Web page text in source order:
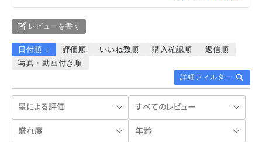
レビューを書く
詳細フィルター
日付順 ↓ 評価順 いいね数順 購入確認順
返信順
写真・動画付き順